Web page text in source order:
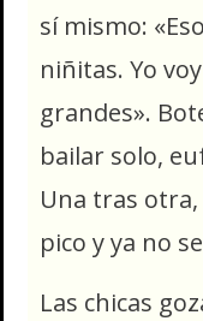
sí mismo:
niñitas. Yo
grandes».
bailar solo,
Una tras otra,
pico y ya no
Las chicas